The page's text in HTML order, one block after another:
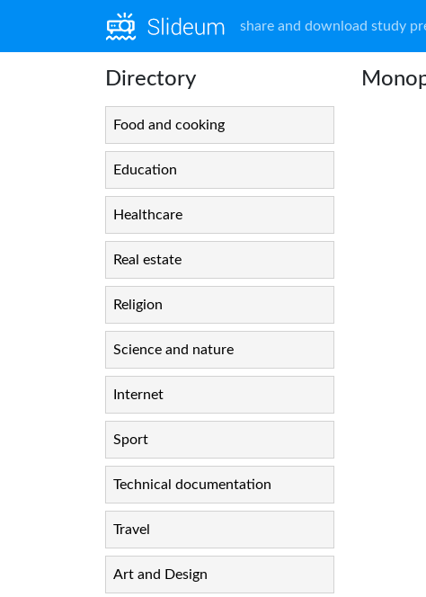
share and download study
Directory
Food and cooking
Education
Healthcare
Real estate
Religion
Science and nature
Internet
Sport
Technical documentation
Travel
Art and Design